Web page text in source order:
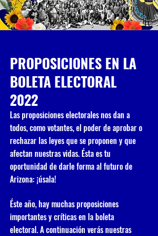
PROPOSICIONES EN LA
BOLETA ELECTORAL
2022
Las proposiciones electorales nos dan a
todos, como votantes, el poder de aprobar o
rechazar las leyes que se proponen y que
afectan nuestras vidas. Ésta es tu
oportunidad de darle forma al futuro de
Arizona: ¡úsala!
Éste año, hay muchas proposiciones
importantes y críticas en la boleta
electoral. A continuación verás nuestras